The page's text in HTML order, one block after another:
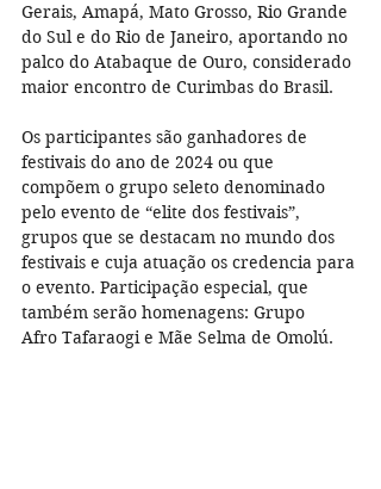
Gerais, Amapá, Mato Grosso, Rio Grande
do Sul e do Rio de Janeiro, aportando no
palco do Atabaque de Ouro, considerado
maior encontro de Curimbas do Brasil.
Os participantes são ganhadores de
festivais do ano de 2024 ou que
compõem o grupo seleto denominado
pelo evento de “elite dos festivais”,
grupos que se destacam no mundo dos
festivais e cuja atuação os credencia para
o evento. Participação especial, que
também serão homenagens: Grupo
Afro Tafaraogi e Mãe Selma de Omolú.